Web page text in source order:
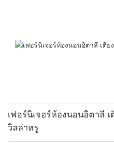
เฟอร์นิเจอร์ห้องนอนอิตาลี
วิลล่าหรู